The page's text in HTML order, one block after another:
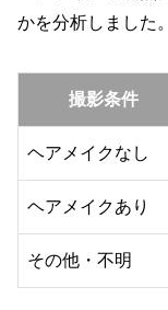
かを分析しました。
撮影条件
ヘアメイクなし
ヘアメイクあり
その他・不明